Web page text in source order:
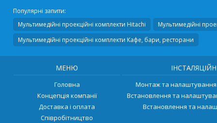
Популярні запити:
Мультимедійні проекційні комплекти Hitachi
Мультимедійні
Мультимедійні проекційні комплекти Кафе, бари, ресторани
МЕНЮ
Головна
Концепція компанії
Доставка і оплата
Співробітництво
Монтаж та налаштування
Встановлення та
Встановлення та